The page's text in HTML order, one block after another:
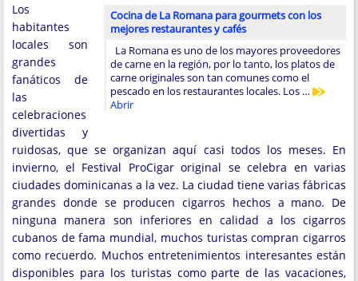
Cocina de La Romana para gourmets con los
mejores restaurantes y cafés
La Romana es uno de los mayores proveedores
de carne en la región, por lo tanto, los platos de
carne originales son tan comunes como el
pescado en los restaurantes locales. Los …
Abrir
Los
habitantes
locales son
grandes
fanáticos de
las
celebraciones
divertidas y
ruidosas, que se organizan aquí casi todos los meses. En
invierno, el Festival ProCigar original se celebra en varias
ciudades dominicanas a la vez. La ciudad tiene varias fábricas
grandes donde se producen cigarros hechos a mano. De
ninguna manera son inferiores en calidad a los cigarros
cubanos de fama mundial, muchos turistas compran cigarros
como recuerdo. Muchos entretenimientos interesantes están
disponibles para los turistas como parte de las vacaciones,